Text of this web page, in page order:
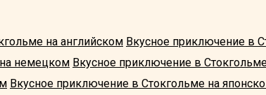
на английском Вкусное приключение в
немецком Вкусное приключение в
Вкусное приключение в Стокгольме на